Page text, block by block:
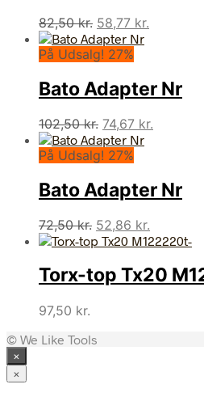
82,50kr. Den
oprindelige
pris
82,50 kr..
58,77 kr.
58,77 kr..
På Udsalg! 27%
Bato Adapter Nr
102,50kr. Den
oprindelige
pris
102,50 kr..
74,67 kr.
74,67 kr..
På Udsalg! 27%
Bato Adapter Nr
72,50kr. Den
oprindelige
var:
72,50 kr..
52,86 kr.
aktuelle
er:
52,86
Torx-top Tx20
97,50 kr.
© We Like Tools
×
×